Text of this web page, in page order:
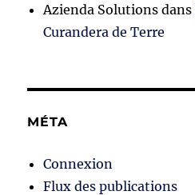
Azienda Solutions dans
Curandera de Terre
MÉTA
Connexion
Flux des publications